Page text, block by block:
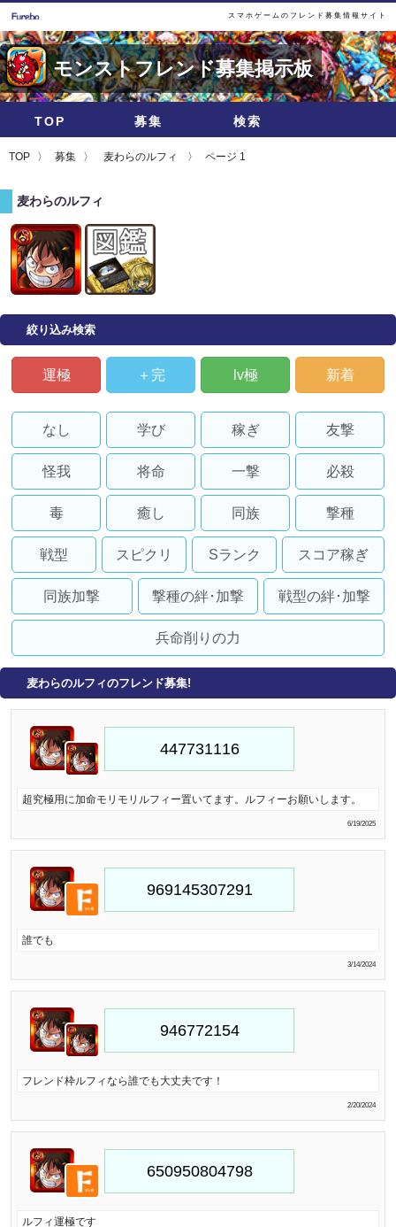
スマホゲームのフレンド募集情報サイト
モンストフレンド募集掲示板
TOP 募集 検索
TOP 募集 麦わらのルフィ ページ 1
麦わらのルフィ
絞り込み検索
運極 ＋完 lv極 新着
なし 学び 稼ぎ 友撃
怪我 将命 一撃 必殺
毒 癒し 同族 撃種
戦型 スピクリ Sランク スコア稼ぎ
同族加撃 撃種の絆･加撃 戦型の絆･加撃
兵命削りの力
麦わらのルフィのフレンド募集!
超究極用に加命モリモリルフィー置いてます。ルフィーお願いします。
6/19/2025
誰でも
3/14/2024
フレンド枠ルフィなら誰でも大丈夫です！
2/20/2024
ルフィ運極です